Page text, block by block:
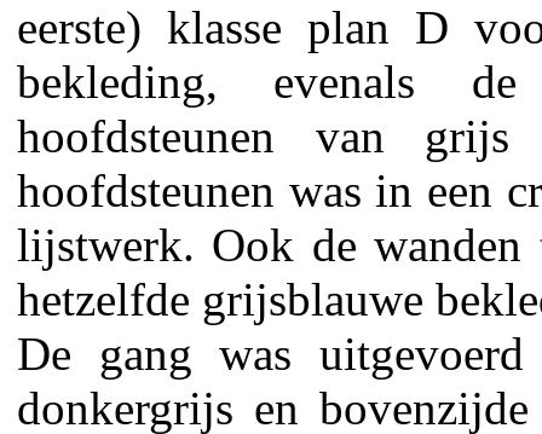
eerste) klasse plan D
bekleding, evenals
hoofdsteunen van
hoofdsteunen was in een
lijstwerk. Ook de
hetzelfde grijsblauwe
De gang was
donkergrijs en